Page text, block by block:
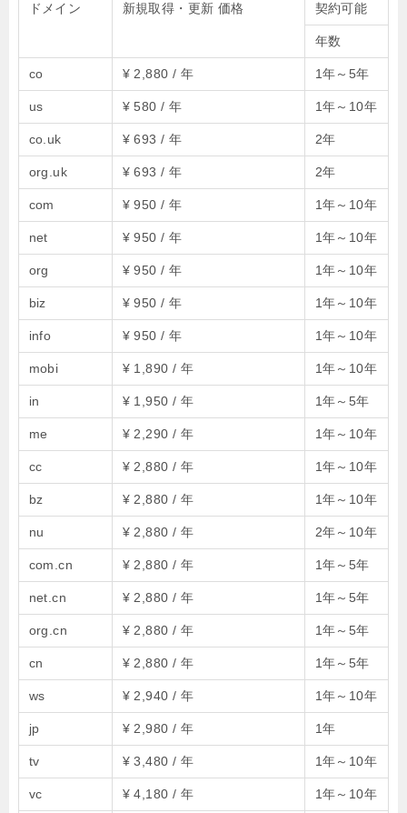
ドメイン 新規取得・更新 価格 契約可能
年数
co ¥ 2,880 / 年 1年～5年
us ¥ 580 / 年 1年～10年
co.uk ¥ 693 / 年 2年
org.uk ¥ 693 / 年 2年
com ¥ 950 / 年 1年～10年
net ¥ 950 / 年 1年～10年
org ¥ 950 / 年 1年～10年
biz ¥ 950 / 年 1年～10年
info ¥ 950 / 年 1年～10年
mobi ¥ 1,890 / 年 1年～10年
in ¥ 1,950 / 年 1年～5年
me ¥ 2,290 / 年 1年～10年
cc ¥ 2,880 / 年 1年～10年
bz ¥ 2,880 / 年 1年～10年
nu ¥ 2,880 / 年 2年～10年
com.cn ¥ 2,880 / 年 1年～5年
net.cn ¥ 2,880 / 年 1年～5年
org.cn ¥ 2,880 / 年 1年～5年
cn ¥ 2,880 / 年 1年～5年
ws ¥ 2,940 / 年 1年～10年
jp ¥ 2,980 / 年 1年
tv ¥ 3,480 / 年 1年～10年
vc ¥ 4,180 / 年 1年～10年